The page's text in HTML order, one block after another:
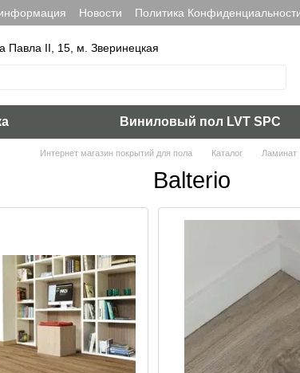
Новости Политика
Павла ІІ, 15, м. Зверинецкая
Виниловый пол LVT SPC
Интернет магазин покрытий для пола Каталог Ламинат
Balterio